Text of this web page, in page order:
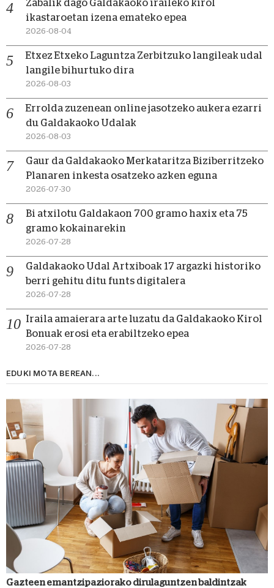
Zabalik dago Galdakaoko iraileko kirol
ikastaroetan izena emateko epea
2026-08-04
Etxez Etxeko Laguntza Zerbitzuko langileak udal
langile bihurtuko dira
2026-08-03
Errolda zuzenean online jasotzeko aukera ezarri
du Galdakaoko Udalak
2026-08-03
Gaur da Galdakaoko Merkataritza Biziberritzeko
Planaren inkesta osatzeko azken eguna
2026-07-30
Bi atxilotu Galdakaon 700 gramo haxix eta 75
gramo kokainarekin
2026-07-28
Galdakaoko Udal Artxiboak 17 argazki historiko
berri gehitu ditu funts digitalera
2026-07-28
Iraila amaierara arte luzatu da Galdakaoko Kirol
Bonuak erosi eta erabiltzeko epea
2026-07-28
EDUKI MOTA BEREAN...
Gazteen emantzipaziorako dirulaguntzen baldintzak